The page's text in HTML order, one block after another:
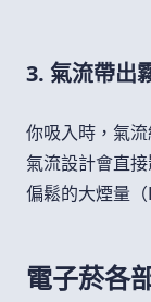
3. 氣流帶出
你吸入時，氣
氣流設計會直
偏鬆的大煙量
電子菸各